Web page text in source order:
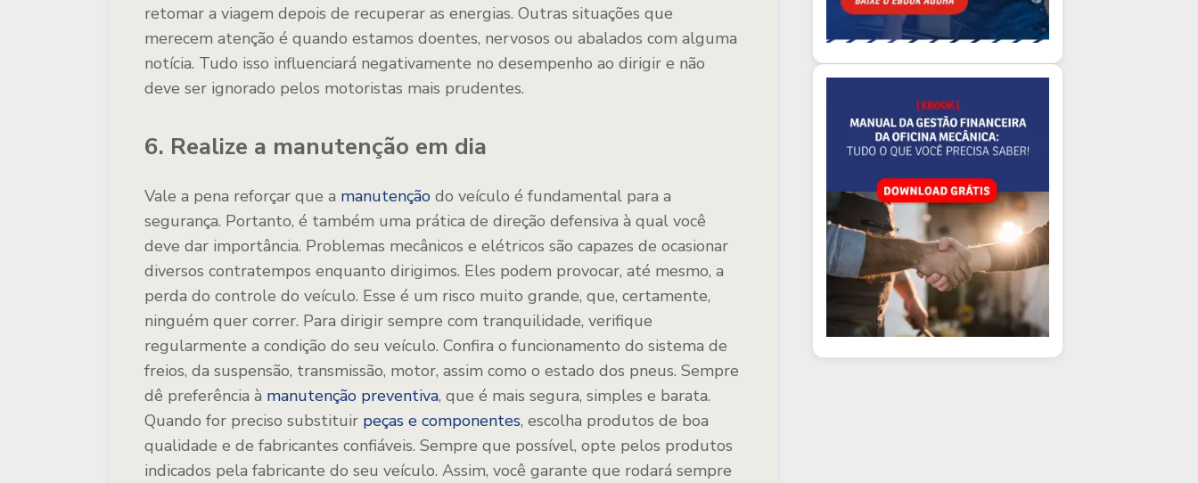
retomar a viagem depois de recuperar as energias. Outras situações que
merecem atenção é quando estamos doentes, nervosos ou abalados com alguma
notícia. Tudo isso influenciará negativamente no desempenho ao dirigir e não
deve ser ignorado pelos motoristas mais prudentes.
6. Realize a manutenção em dia
Vale a pena reforçar que a manutenção do veículo é fundamental para a
segurança. Portanto, é também uma prática de direção defensiva à qual você
deve dar importância. Problemas mecânicos e elétricos são capazes de ocasionar
diversos contratempos enquanto dirigimos. Eles podem provocar, até mesmo, a
perda do controle do veículo. Esse é um risco muito grande, que, certamente,
ninguém quer correr. Para dirigir sempre com tranquilidade, verifique
regularmente a condição do seu veículo. Confira o funcionamento do sistema de
freios, da suspensão, transmissão, motor, assim como o estado dos pneus. Sempre
dê preferência à manutenção preventiva, que é mais segura, simples e barata.
Quando for preciso substituir peças e componentes, escolha produtos de boa
qualidade e de fabricantes confiáveis. Sempre que possível, opte pelos produtos
indicados pela fabricante do seu veículo. Assim, você garante que rodará sempre